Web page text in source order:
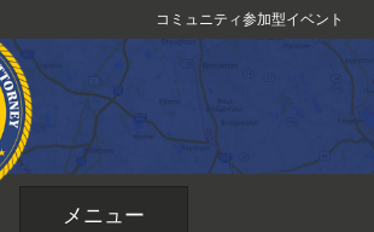
コミュニティ参加型イベント
メニュー